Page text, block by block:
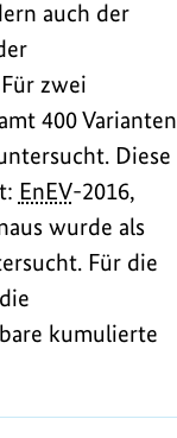
auch der
zwei
400 Varianten
Diese
EnEV-2016,
wurde als
Für die
kumulierte